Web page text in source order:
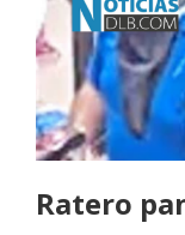
Ratero